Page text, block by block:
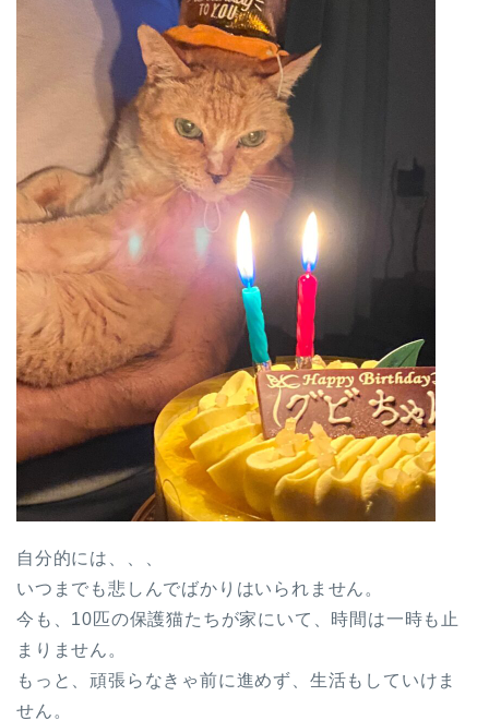
自分的には、、、
いつまでも悲しんでばかりはいられません。
今も、10匹の保護猫たちが家にいて、時間は一時も止
まりません。
もっと、頑張らなきゃ前に進めず、生活もしていけま
せん。